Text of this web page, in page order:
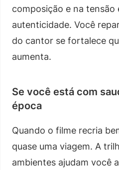
composição e na
autenticidade. Você
do cantor se fortalece
aumenta.
Se você está com
época
Quando o filme recria
quase uma viagem. A
ambientes ajudam você